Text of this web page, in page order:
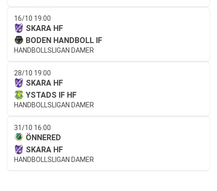
16/10 19:00
SKARA HF
BODEN HANDBOLL IF
HANDBOLLSLIGAN DAMER
28/10 19:00
SKARA HF
YSTADS IF HF
HANDBOLLSLIGAN DAMER
31/10 16:00
ÖNNERED
SKARA HF
HANDBOLLSLIGAN DAMER